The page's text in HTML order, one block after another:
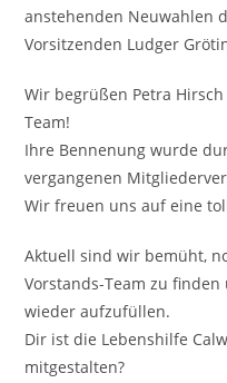
anstehenden Neuwahlen
Vorsitzenden Ludger
Wir begrüßen Petra
Team!
Ihre Bennenung wurde
vergangenen
Wir freuen uns auf eine
Aktuell sind wir bemüht,
Vorstands-Team zu
wieder aufzufüllen.
Dir ist die Lebenshilfe
mitgestalten?